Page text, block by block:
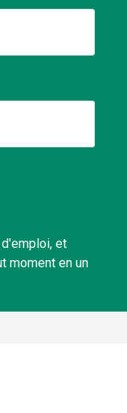
et
moment en un